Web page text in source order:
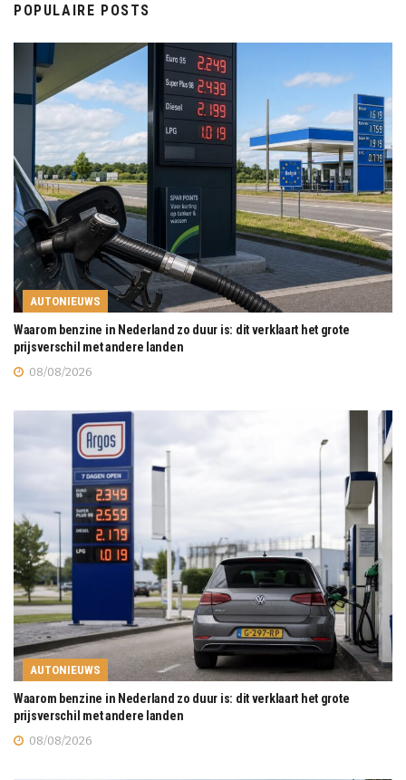
POPULAIRE POSTS
AUTONIEUWS
Waarom benzine in Nederland zo duur is: dit verklaart het grote
prijsverschil met andere landen
08/08/2026
AUTONIEUWS
Waarom benzine in Nederland zo duur is: dit verklaart het grote
prijsverschil met andere landen
08/08/2026